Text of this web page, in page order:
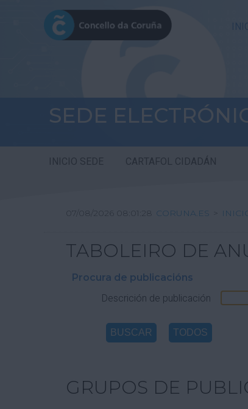
SEDE
INICIO SEDE CARTAFOL CIDADÁN
07/08/2026 08:01:29 CORUNA.ES
TABOLEIRO DE
Procura de publicacións
Descrición de publicación
GRUPOS DE